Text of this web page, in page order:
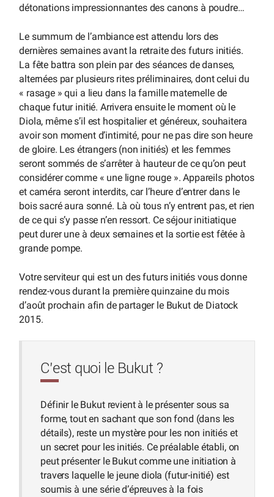
détonations impressionnantes des canons à poudre…
Le summum de l’ambiance est attendu lors des
dernières semaines avant la retraite des futurs initiés.
La fête battra son plein par des séances de danses,
alternées par plusieurs rites préliminaires, dont celui du
« rasage » qui a lieu dans la famille maternelle de
chaque futur initié. Arrivera ensuite le moment où le
Diola, même s’il est hospitalier et généreux, souhaitera
avoir son moment d’intimité, pour ne pas dire son heure
de gloire. Les étrangers (non initiés) et les femmes
seront sommés de s’arrêter à hauteur de ce qu’on peut
considérer comme « une ligne rouge ». Appareils photos
et caméra seront interdits, car l’heure d’entrer dans le
bois sacré aura sonné. Là où tous n’y entrent pas, et rien
de ce qui s’y passe n’en ressort. Ce séjour initiatique
peut durer une à deux semaines et la sortie est fêtée à
grande pompe.
Votre serviteur qui est un des futurs initiés vous donne
rendez-vous durant la première quinzaine du mois
d’août prochain afin de partager le Bukut de Diatock
2015.
C’est quoi le Bukut ?
Définir le Bukut revient à le présenter sous sa
forme, tout en sachant que son fond (dans les
détails), reste un mystère pour les non initiés et
un secret pour les initiés. Ce préalable établi, on
peut présenter le Bukut comme une initiation à
travers laquelle le jeune diola (futur-initié) est
soumis à une série d’épreuves à la fois